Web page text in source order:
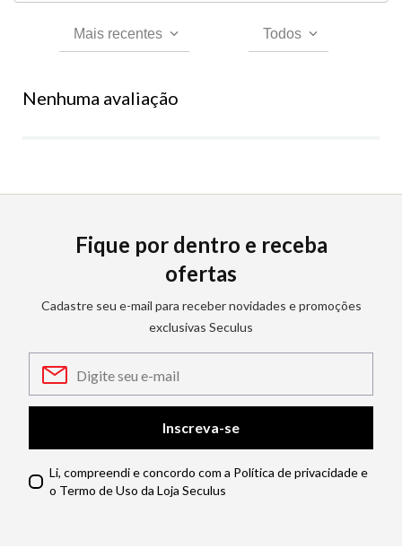
Mais recentes Todos
Nenhuma avaliação
Fique por dentro e receba
ofertas
Cadastre seu e-mail para receber novidades e promoções
exclusivas Seculus
Inscreva-se
Li, compreendi e concordo com a Política de privacidade e
o Termo de Uso da Loja Seculus